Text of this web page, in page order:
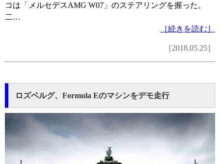
コは「メルセデスAMG W07」のステアリングを握った。
二…
［続きを読む］
［2018.05.25］
ロズベルグ、Formula Eのマシンをデモ走行